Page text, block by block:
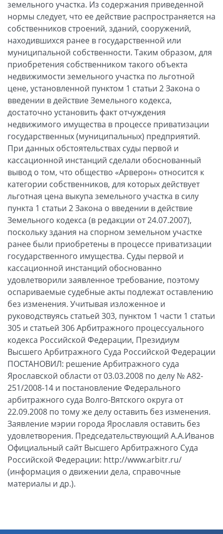
земельного участка. Из содержания приведенной
нормы следует, что ее действие распространяется на
собственников строений, зданий, сооружений,
находившихся ранее в государственной или
муниципальной собственности. Таким образом, для
приобретения собственником такого объекта
недвижимости земельного участка по льготной
цене, установленной пунктом 1 статьи 2 Закона о
введении в действие Земельного кодекса,
достаточно установить факт отчуждения
недвижимого имущества в процессе приватизации
государственных (муниципальных) предприятий.
При данных обстоятельствах суды первой и
кассационной инстанций сделали обоснованный
вывод о том, что общество «Арверон» относится к
категории собственников, для которых действует
льготная цена выкупа земельного участка в силу
пункта 1 статьи 2 Закона о введении в действие
Земельного кодекса (в редакции от 24.07.2007),
поскольку здания на спорном земельном участке
ранее были приобретены в процессе приватизации
государственного имущества. Суды первой и
кассационной инстанций обоснованно
удовлетворили заявленное требование, поэтому
оспариваемые судебные акты подлежат оставлению
без изменения. Учитывая изложенное и
руководствуясь статьей 303, пунктом 1 части 1 статьи
305 и статьей 306 Арбитражного процессуального
кодекса Российской Федерации, Президиум
Высшего Арбитражного Суда Российской Федерации
ПОСТАНОВИЛ: решение Арбитражного суда
Ярославской области от 03.03.2008 по делу № А82-
251/2008-14 и постановление Федерального
арбитражного суда Волго-Вятского округа от
22.09.2008 по тому же делу оставить без изменения.
Заявление мэрии города Ярославля оставить без
удовлетворения. Председательствующий А.А.Иванов
Официальный сайт Высшего Арбитражного Суда
Российской Федерации: http://www.arbitr.ru/
(информация о движении дела, справочные
материалы и др.).